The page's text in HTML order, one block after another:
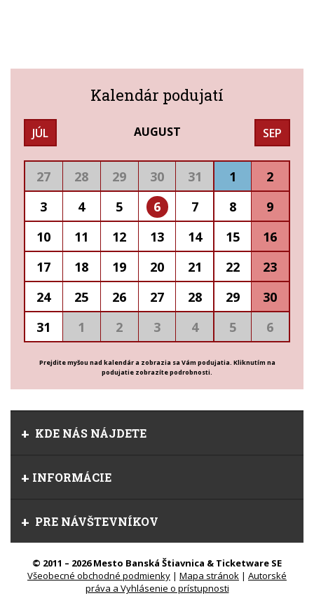
Kalendár podujatí
AUGUST
JÚL SEP
27 28 29 30 31 1
2
3
4 5 6 7 8
9
10
11 12 13 14 15
16
17
18 19 20 21 22
23
24
25 26 27 28 29
30
31
1 2 3 4 5 6
Prejdite myšou nad kalendár a zobrazia sa Vám podujatia. Kliknutím na
podujatie zobrazíte podrobnosti.
KDE NÁS NÁJDETE
INFORMÁCIE
PRE NÁVŠTEVNÍKOV
© 2011 – 2026 Mesto Banská Štiavnica & Ticketware SE
Všeobecné obchodné podmienky | Mapa stránok | Autorské
práva a Vyhlásenie o prístupnosti